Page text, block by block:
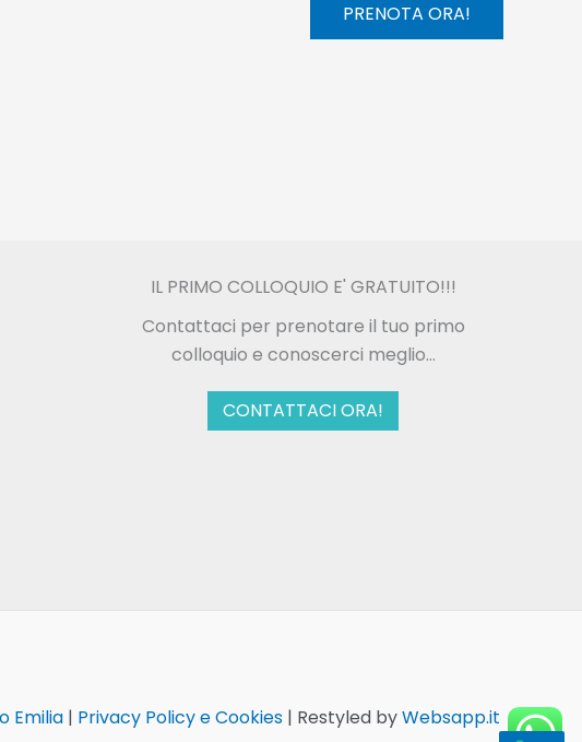
PRENOTA ORA!
IL PRIMO COLLOQUIO E' GRATUITO!!!
Contattaci per prenotare il tuo primo
colloquio e conoscerci meglio...
CONTATTACI ORA!
Emilia| Privacy Policy e Cookies| Restyled byWebsapp.it